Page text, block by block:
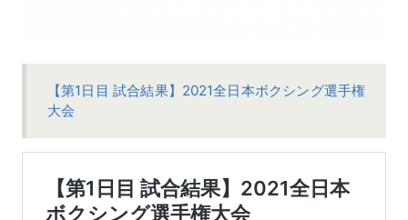
【第1日目 試合結果】2021全日本ボクシング選手権
大会